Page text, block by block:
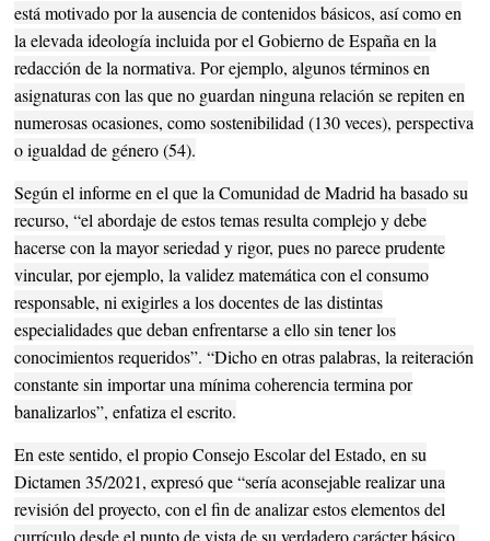
está motivado por la ausencia de contenidos básicos, así como en
la elevada ideología incluida por el Gobierno de España en la
redacción de la normativa. Por ejemplo, algunos términos en
asignaturas con las que no guardan ninguna relación se repiten en
numerosas ocasiones, como sostenibilidad (130 veces), perspectiva
o igualdad de género (54).
Según el informe en el que la Comunidad de Madrid ha basado su
recurso, “el abordaje de estos temas resulta complejo y debe
hacerse con la mayor seriedad y rigor, pues no parece prudente
vincular, por ejemplo, la validez matemática con el consumo
responsable, ni exigirles a los docentes de las distintas
especialidades que deban enfrentarse a ello sin tener los
conocimientos requeridos”. “Dicho en otras palabras, la reiteración
constante sin importar una mínima coherencia termina por
banalizarlos”, enfatiza el escrito.
En este sentido, el propio Consejo Escolar del Estado, en su
Dictamen 35/2021, expresó que “sería aconsejable realizar una
revisión del proyecto, con el fin de analizar estos elementos del
currículo desde el punto de vista de su verdadero carácter básico,